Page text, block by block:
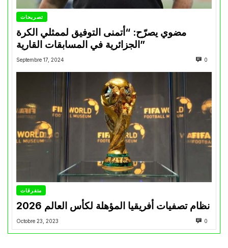
تصريحات
مضوي يصرّح: “أتمنى التوفيق لممثلي الكرة
الجزائرية في المسابقات القارية”
Septembre 17, 2024 0
متفرقات
نظام تصفيات أفريقيا المؤهلة لكأس العالم 2026
Octobre 23, 2023 0